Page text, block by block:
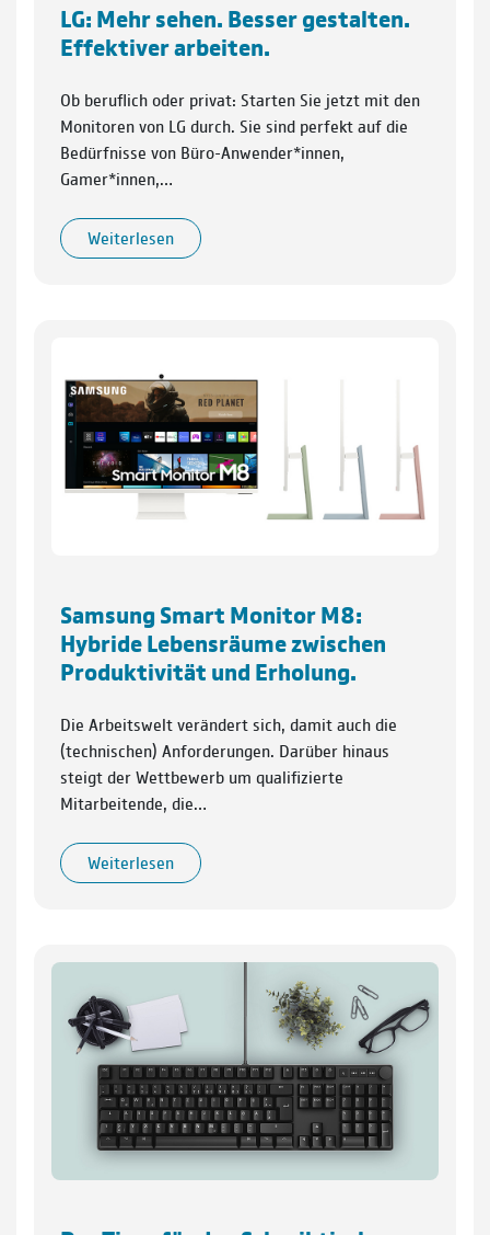
LG: Mehr sehen. Besser gestalten.
Effektiver arbeiten.
Ob beruflich oder privat: Starten Sie jetzt mit den
Monitoren von LG durch. Sie sind perfekt auf die
Bedürfnisse von Büro-Anwender*innen,
Gamer*innen,…
Weiterlesen
Samsung Smart Monitor M8:
Hybride Lebensräume zwischen
Produktivität und Erholung.
Die Arbeitswelt verändert sich, damit auch die
(technischen) Anforderungen. Darüber hinaus
steigt der Wettbewerb um qualifizierte
Mitarbeitende, die…
Weiterlesen